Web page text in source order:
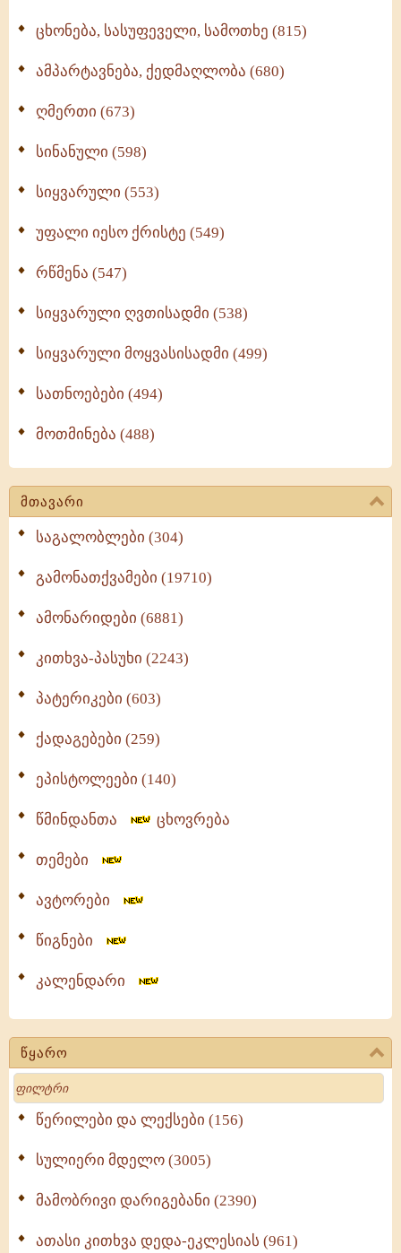
ცხონება, სასუფეველი, სამოთხე (815)
ამპარტავნება, ქედმაღლობა (680)
ღმერთი (673)
სინანული (598)
სიყვარული (553)
უფალი იესო ქრისტე (549)
რწმენა (547)
სიყვარული ღვთისადმი (538)
სიყვარული მოყვასისადმი (499)
სათნოებები (494)
მოთმინება (488)
მთავარი
საგალობლები (304)
გამონათქვამები (19710)
ამონარიდები (6881)
კითხვა-პასუხი (2243)
პატერიკები (603)
ქადაგებები (259)
ეპისტოლეები (140)
წმინდანთა ცხოვრება
თემები
ავტორები
წიგნები
კალენდარი
წყარო
Search
წერილები და ლექსები (156)
სულიერი მდელო (3005)
მამობრივი დარიგებანი (2390)
ათასი კითხვა დედა-ეკლესიას (961)